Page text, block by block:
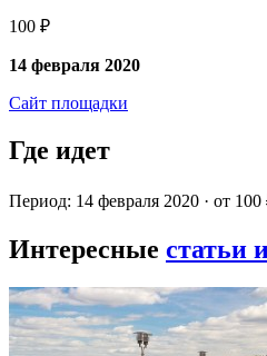
100 ₽
14 февраля 2020
Сайт площадки
Где идет
Период: 14 февраля 2020 · от 100
Интересные статьи